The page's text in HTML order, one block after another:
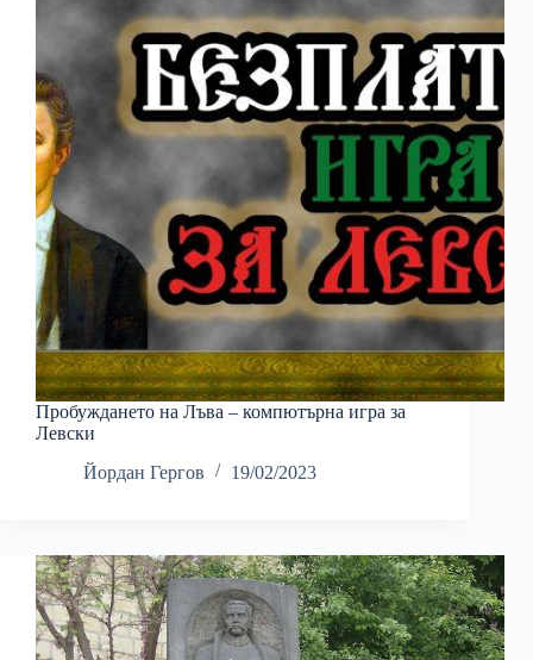
Пробуждането на Лъва – компютърна игра за
Левски
Йордан Гергов
19/02/2023